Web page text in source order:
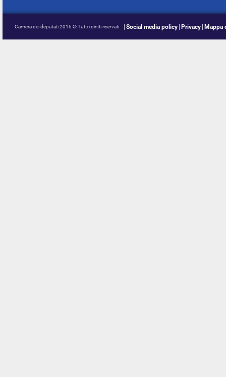
Camera dei deputati 2015 © Tutti i diritti riservati Social media policy Privacy Mappa